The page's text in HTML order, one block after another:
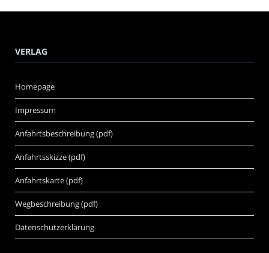
VERLAG
Homepage
Impressum
Anfahrtsbeschreibung (pdf)
Anfahrtsskizze (pdf)
Anfahrtskarte (pdf)
Wegbeschreibung (pdf)
Datenschutzerklärung